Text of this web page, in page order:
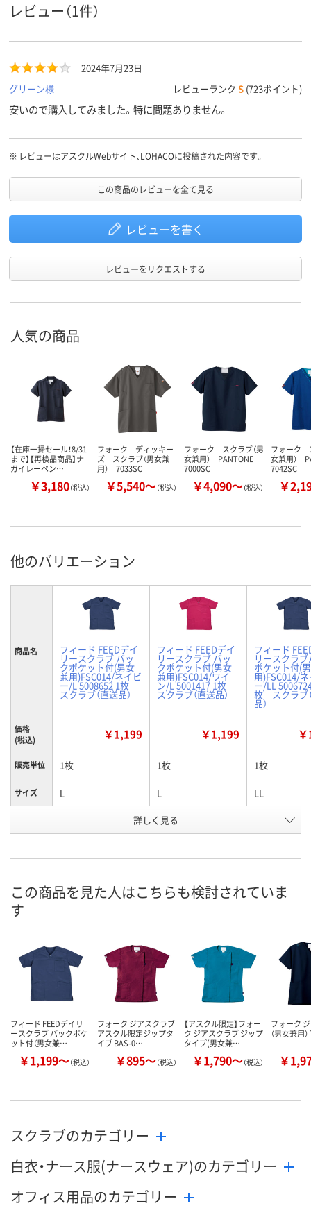
レビュー（1件）
2024年7月23日
グリーン様
レビューランク S (723ポイント)
安いので購入してみました。特に問題ありません。
※ レビューはアスクルWebサイト、LOHACOに投稿された内容です。
この商品のレビューを全て見る
レビューを書く
レビューをリクエストする
人気の商品
【在庫一掃セール！8/31
まで】【再検品商品】ナ
ガイレーベン…
￥3,180（税込）
フォーク ディッキー
ズ スクラブ（男女兼
用） 7033SC
￥5,540～（税込）
フォーク スクラブ（男
女兼用） PANTONE
7000SC
￥4,090～（税込）
フォーク
女兼用）
7042SC
￥
他のバリエーション
商品名 フィード FEEDデイ
リースクラブ バッ
クポケット付(男女
兼用)FSC014/ネイビ
ー/L 5008652 1枚
スクラブ（直送品）
フィード FEEDデイ
リースクラブ バッ
クポケット付(男女
兼用)FSC014/ワイ
ン/L 5001417 1枚
スクラブ（直送品）
フィード
リースクラ
ポケット付(
用)FSC014/
ー/LL
枚 スクラブ
品）
価格
(税込)
￥1,199 ￥1,199
販売単位 1枚 1枚 1枚
サイズ L L LL
ワイン ネイビー
号
お届け日
数量
カゴへ カゴへ
メーカー都合
販売停止中
詳しく見る
この商品を見た人はこちらも検討されていま
す
フィード FEEDデイリ
ースクラブ バックポケ
ット付（男女兼…
￥1,199～（税込）
フォーク ジアスクラブ
アスクル限定ジップタ
イプ BAS-0…
￥895～（税込）
【アスクル限定】フォー
ク ジアスクラブ ジップ
タイプ(男女兼…
￥1,790～（税込）
フォーク
（男女兼用
￥
スクラブのカテゴリー
白衣・ナース服(ナースウェア)のカテゴリー
オフィス用品のカテゴリー